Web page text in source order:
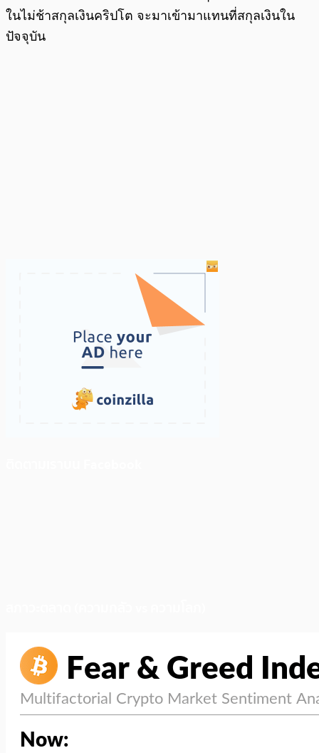
ในไม่ช้าสกุลเงินคริปโต จะมาเข้ามาแทนที่สกุลเงินใน
ปัจจุบัน